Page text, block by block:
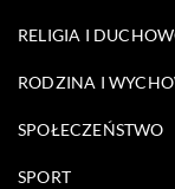
RELIGIA I
RODZINA I
SPOŁECZEŃSTWO
SPORT